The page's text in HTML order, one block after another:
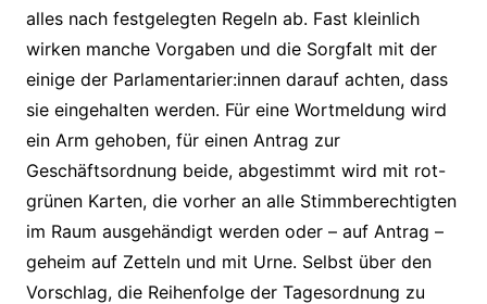
alles nach festgelegten Regeln ab. Fast kleinlich
wirken manche Vorgaben und die Sorgfalt mit der
einige der Parlamentarier:innen darauf achten, dass
sie eingehalten werden. Für eine Wortmeldung wird
ein Arm gehoben, für einen Antrag zur
Geschäftsordnung beide, abgestimmt wird mit rot-
grünen Karten, die vorher an alle Stimmberechtigten
im Raum ausgehändigt werden oder – auf Antrag –
geheim auf Zetteln und mit Urne. Selbst über den
Vorschlag, die Reihenfolge der Tagesordnung zu